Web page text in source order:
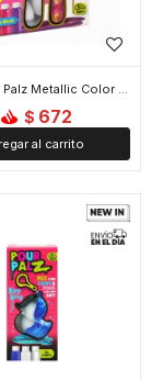
Osito Pour Palz Metallic Color Sorpresa
$ 672